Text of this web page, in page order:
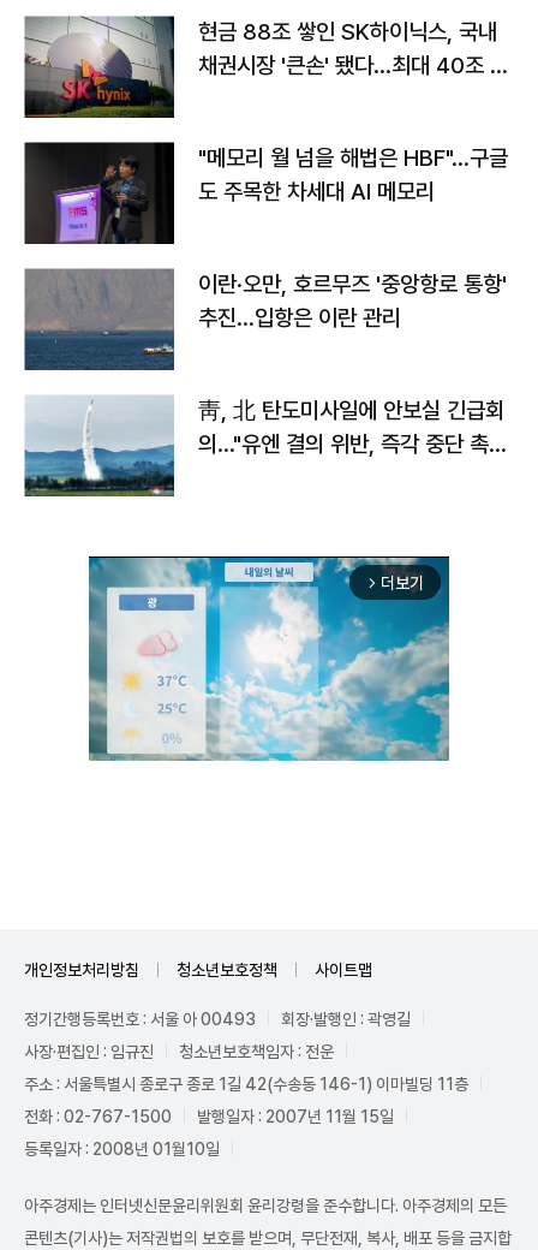
현금 88조 쌓인 SK하이닉스, 국내
채권시장 '큰손' 됐다…최대 40조 투
"메모리 월 넘을 해법은 HBF"…구글
도 주목한 차세대 AI 메모리
이란·오만, 호르무즈 '중앙항로 통항'
추진…입항은 이란 관리
靑, 北 탄도미사일에 안보실 긴급회
의…"유엔 결의 위반, 즉각 중단 촉
arrow_forward_ios 더보기
개인정보처리방침 청소년보호정책 사이트맵
정기간행등록번호 : 서울 아 00493
회장·발행인 : 곽영길
사장·편집인 : 임규진
청소년보호책임자 : 전운
주소 : 서울특별시 종로구 종로 1길 42(수송동 146-1) 이마빌딩 11층
전화 : 02-767-1500
발행일자 : 2007년 11월 15일
등록일자 : 2008년 01월10일
아주경제는 인터넷신문윤리위원회 윤리강령을 준수합니다. 아주경제의 모든
콘텐츠(기사)는 저작권법의 보호를 받으며, 무단전재, 복사, 배포 등을 금지합